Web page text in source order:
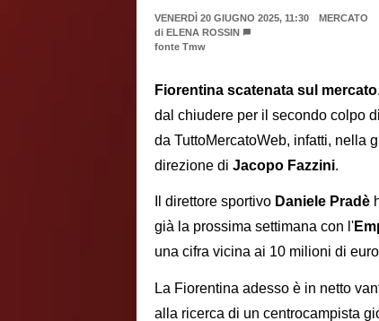
VENERDÌ 20 GIUGNO 2025, 11:30
MERCATO
di ELENA ROSSIN
fonte Tmw
Fiorentina scatenata sul mercato
dal chiudere per il secondo colpo
da TuttoMercatoWeb, infatti, nella
direzione di Jacopo Fazzini.
Il direttore sportivo Daniele Pradè
già la prossima settimana con l'
una cifra vicina ai 10 milioni di
La Fiorentina adesso è in netto
alla ricerca di un centrocampista